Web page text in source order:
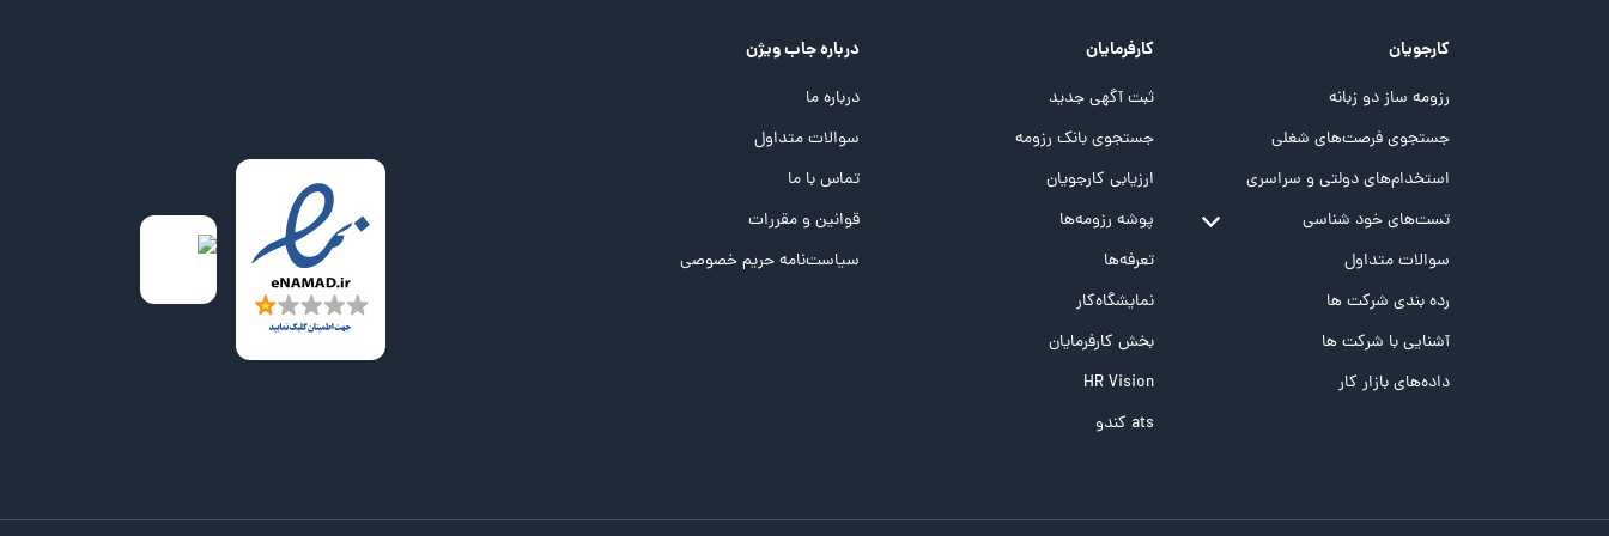
کارجویان
رزومه ساز دو زبانه
جستجوی فرصت‌های شغلی
استخدام‌های دولتی و سراسری
تست‌های خود شناسی
تست MBTI
تست تیپ سنجی شغلی Holland
تست NEO
تست هوش های چندگانه
سوالات متداول
رده بندی شرکت ها
آشنایی با شرکت ها
داده‌های بازار کار
کارفرمایان
ثبت آگهی جدید
جستجوی بانک رزومه
ارزیابی کارجویان
پوشه‌‌ رزومه‌ها
تعرفه‌ها
نمایشگاه‌کار
بخش کارفرمایان
HR Vision
ats کندو
درباره جاب ویژن
درباره ما
سوالات متداول
تماس با ما
قوانین و مقررات
سیاست‌نامه حریم خصوصی